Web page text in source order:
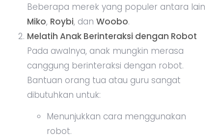
Beberapa merek yang populer antara lain
Miko, Roybi, dan Woobo.
Melatih Anak Berinteraksi dengan Robot
Pada awalnya, anak mungkin merasa
canggung berinteraksi dengan robot.
Bantuan orang tua atau guru sangat
dibutuhkan untuk:
Menunjukkan cara menggunakan
robot.